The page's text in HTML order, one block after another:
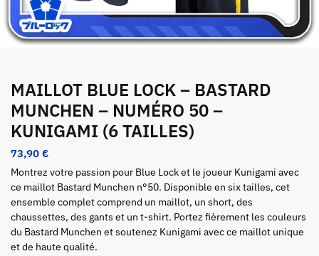
MAILLOT BLUE LOCK – BASTARD
MUNCHEN – NUMÉRO 50 –
KUNIGAMI (6 TAILLES)
73,90 €
Montrez votre passion pour Blue Lock et le joueur Kunigami avec
ce maillot Bastard Munchen n°50. Disponible en six tailles, cet
ensemble complet comprend un maillot, un short, des
chaussettes, des gants et un t-shirt. Portez fièrement les couleurs
du Bastard Munchen et soutenez Kunigami avec ce maillot unique
et de haute qualité.
Envoyer